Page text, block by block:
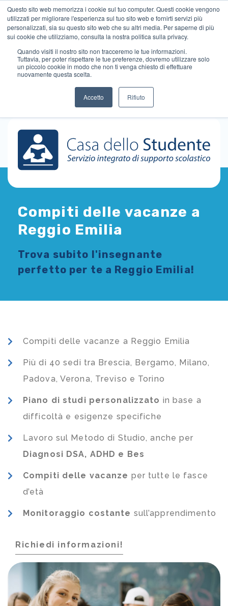
Questo sito web memorizza i cookie sul tuo computer. Questi cookie vengono
utilizzati per migliorare l'esperienza sul tuo sito web e fornirti servizi più
personalizzati, sia su questo sito web che su altri media. Per saperne di più
sui cookie che utilizziamo, consulta la nostra politica sulla privacy.
Quando visiti il ​​nostro sito non tracceremo le tue informazioni.
Tuttavia, per poter rispettare le tue preferenze, dovremo utilizzare solo
un piccolo cookie in modo che non ti venga chiesto di effettuare
nuovamente questa scelta.
Accetto Rifiuto
Compiti delle vacanze a
Reggio Emilia
Trova subito l'insegnante
perfetto per te a Reggio Emilia!
Compiti delle vacanze a Reggio Emilia
Più di 40 sedi tra Brescia, Bergamo, Milano,
Padova, Verona, Treviso e Torino
Piano di studi personalizzato in base a
difficoltà e esigenze specifiche
Lavoro sul Metodo di Studio, anche per
Diagnosi DSA, ADHD e Bes
Compiti delle vacanze per tutte le fasce
d’età
Monitoraggio costante sull’apprendimento
Richiedi informazioni!